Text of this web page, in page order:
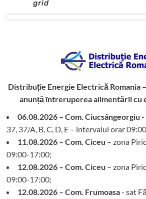
Distribuție Energie Electrică Romania
anunță întreruperea alimentării cu
06.08.2026 – Com. Ciucsângeorgiu -
37, 37/A, B, C, D, E – intervalul orar
11.08.2026 – Com. Ciceu – zona
09:00-17:00;
12.08.2026 – Com. Ciceu – zona
09:00-17:00;
12.08.2026 – Com. Frumoasa- sat